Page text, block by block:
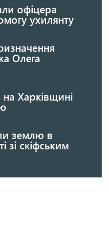
офіцера
ухилянту
Олега
Харківщині
землю в
зі скіфським